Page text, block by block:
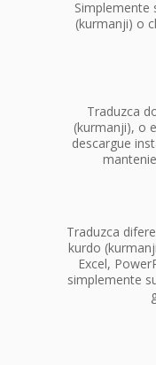
Simplemente
(kurmanji) o
Traduzca
(kurmanji), o
descargue
Traduzca
kurdo
Excel,
simplemente